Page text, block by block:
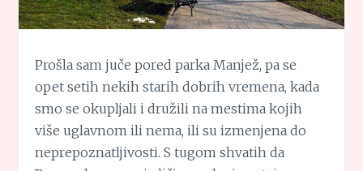
Prošla sam juče pored parka Manjež, pa se
opet setih nekih starih dobrih vremena, kada
smo se okupljali i družili na mestima kojih
više uglavnom ili nema, ili su izmenjena do
neprepoznatljivosti. S tugom shvatih da